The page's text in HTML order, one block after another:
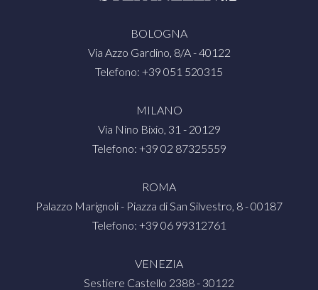
BOLOGNA
Via Azzo Gardino, 8/A - 40122
Telefono: +39 051 520315
MILANO
Via Nino Bixio, 31 - 20129
Telefono: +39 02 87325559
ROMA
Palazzo Marignoli - Piazza di San Silvestro, 8 - 00187
Telefono: +39 06 99312761
VENEZIA
Sestiere Castello 2388 - 30122